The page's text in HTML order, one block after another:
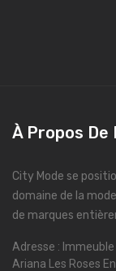
À Propos De
City Mode se
domaine de la
de marques
Adresse : Immeuble
Ariana Les Roses